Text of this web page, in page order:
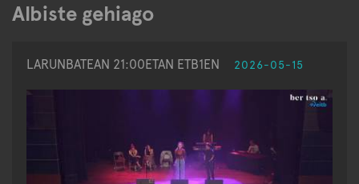
Albiste gehiago
LARUNBATEAN 21:00ETAN ETB1EN 2026-05-15